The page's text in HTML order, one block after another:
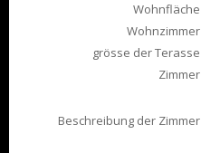
Wohnfläche
Wohnzimmer
grösse der Terasse
Zimmer
Beschreibung der Zimmer